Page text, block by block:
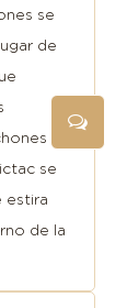
se
de
de
se
estira
de la